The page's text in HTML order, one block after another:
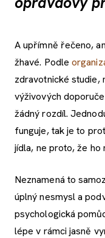
A upřímně řečeno,
žhavé. Podle
zdravotnické studie,
výživových
žádný rozdíl.
funguje, tak je to
jídla, ne proto, že ho
Neznamená to
úplný nesmysl a
psychologická
lépe v rámci jasně